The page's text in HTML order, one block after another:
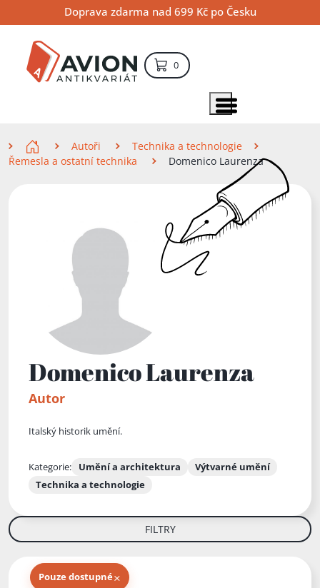
na
obsah
na
navigaci
na
vyhledávání
Doprava zdarma nad 699 Kč po Česku
0položek – košík
Zobrazit položky menu
Autoři
Technika a technologie
Řemesla a ostatní technika
Domenico Laurenza
Domenico Laurenza
Autor
Italský historik umění.
Kategorie: Umění a architektura
Výtvarné umění
Technika a technologie
FILTRY
Pouze dostupné×